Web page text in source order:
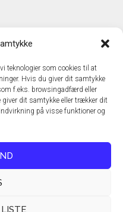
teknologier som cookies til at
Hvis du giver dit samtykke
f.eks. browsingadfærd eller
giver dit samtykke eller trækker dit
på visse funktioner og
A/S
24 26 28